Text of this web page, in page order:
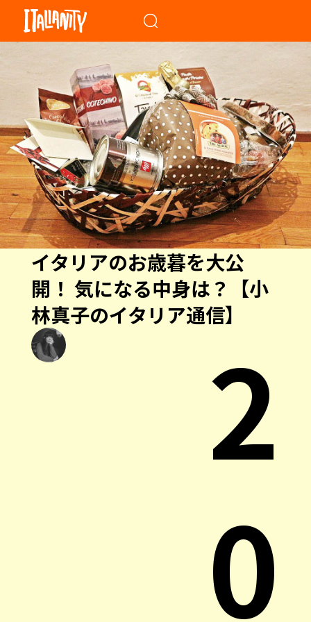
イタリアのお歳暮を大公
開！ 気になる中身は？【小
林真子のイタリア通信】
2
0